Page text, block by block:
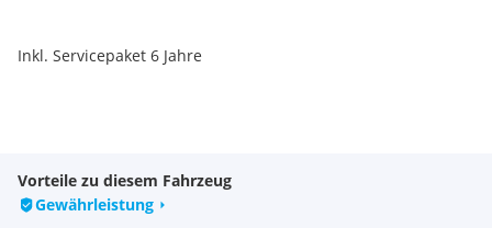
Inkl. Servicepaket 6 Jahre
Serienausstattungen:
Nebelschlussleuchte
Vorteile zu diesem Fahrzeug
Gewährleistung